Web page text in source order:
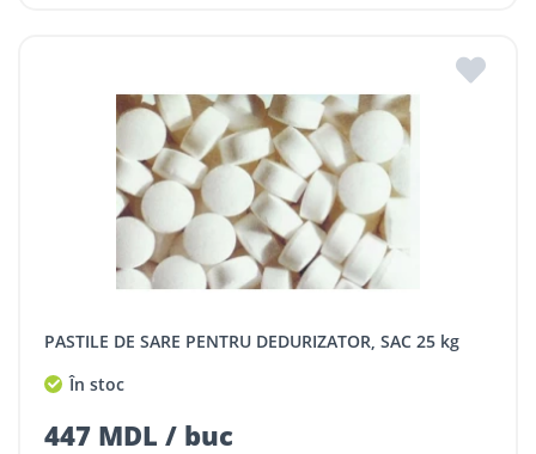
PASTILE DE SARE PENTRU DEDURIZATOR, SAC 25 kg
În stoc
447 MDL / buc